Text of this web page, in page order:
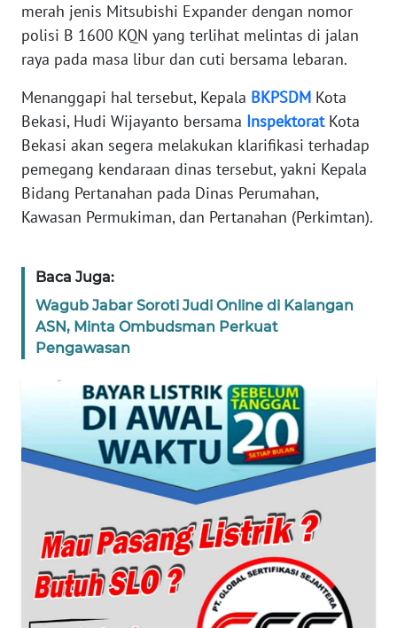
merah jenis Mitsubishi Expander dengan nomor
polisi B 1600 KQN yang terlihat melintas di jalan
raya pada masa libur dan cuti bersama lebaran.
Menanggapi hal tersebut, Kepala BKPSDM Kota
Bekasi, Hudi Wijayanto bersama InspektoratKota
Bekasi akan segera melakukan klarifikasi terhadap
pemegang kendaraan dinas tersebut, yakni Kepala
Bidang Pertanahan pada Dinas Perumahan,
Kawasan Permukiman, dan Pertanahan (Perkimtan).
Baca Juga:
Wagub Jabar Soroti Judi Online di Kalangan
ASN, Minta Ombudsman Perkuat
Pengawasan
Wahana
News
WN
SUMUT
WN
JAKARTA
BANTEN
WN
PAPUA
BARAT